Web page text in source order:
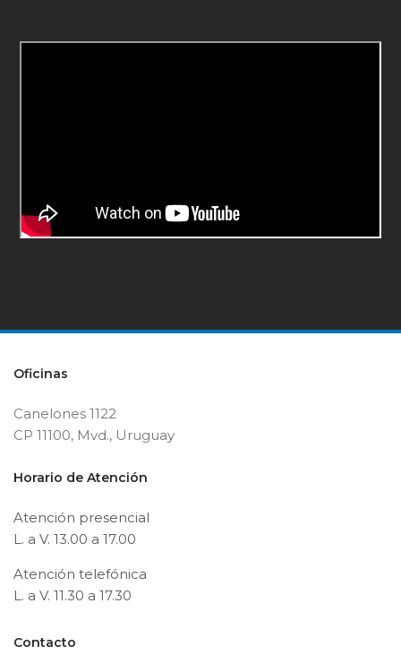
Oficinas
Canelones 1122
CP 11100, Mvd., Uruguay
Horario de Atención
Atención presencial
L. a V. 13.00 a 17.00
Atención telefónica
L. a V. 11.30 a 17.30
Contacto